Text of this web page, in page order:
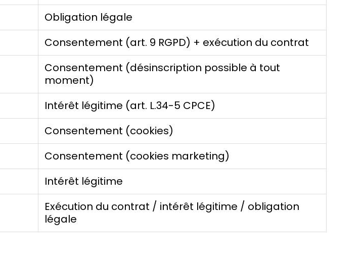
Obligation légale
Consentement (art. 9 RGPD) + exécution du contrat
Consentement (désinscription possible à tout
moment)
Intérêt légitime (art. L.34-5 CPCE)
Consentement (cookies)
Consentement (cookies marketing)
Intérêt légitime
Exécution du contrat / intérêt légitime / obligation
légale